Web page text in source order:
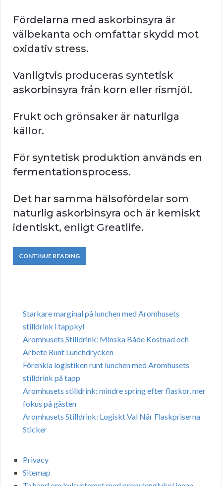
Fördelarna med askorbinsyra är
välbekanta och omfattar skydd mot
oxidativ stress.
Vanligtvis produceras syntetisk
askorbinsyra från korn eller rismjöl.
Frukt och grönsaker är naturliga
källor.
För syntetisk produktion används en
fermentationsprocess.
Det har samma hälsofördelar som
naturlig askorbinsyra och är kemiskt
identiskt, enligt Greatlife.
CONTINUE READING
Starkare marginal på lunchen med Aromhusets
stilldrink i tappkyl
Aromhusets Stilldrink: Minska Både Kostnad och
Arbete Runt Lunchdrycken
Förenkla logistiken runt lunchen med Aromhusets
stilldrink på tapp
Aromhusets stilldrink: mindre spring efter flaskor, mer
fokus på gästen
Aromhusets Stilldrink: Logiskt Val När Flaskpriserna
Sticker
Privacy
Sitemap